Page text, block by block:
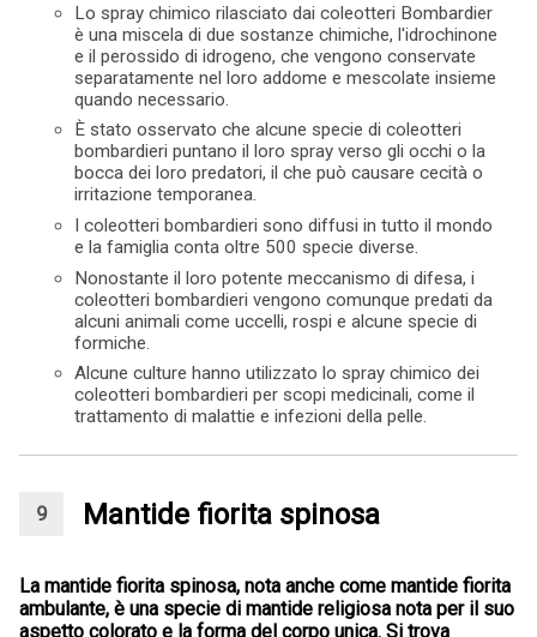
Lo spray chimico rilasciato dai coleotteri Bombardier
è una miscela di due sostanze chimiche, l'idrochinone
e il perossido di idrogeno, che vengono conservate
separatamente nel loro addome e mescolate insieme
quando necessario.
È stato osservato che alcune specie di coleotteri
bombardieri puntano il loro spray verso gli occhi o la
bocca dei loro predatori, il che può causare cecità o
irritazione temporanea.
I coleotteri bombardieri sono diffusi in tutto il mondo
e la famiglia conta oltre 500 specie diverse.
Nonostante il loro potente meccanismo di difesa, i
coleotteri bombardieri vengono comunque predati da
alcuni animali come uccelli, rospi e alcune specie di
formiche.
Alcune culture hanno utilizzato lo spray chimico dei
coleotteri bombardieri per scopi medicinali, come il
trattamento di malattie e infezioni della pelle.
Mantide fiorita spinosa
La mantide fiorita spinosa, nota anche come mantide fiorita
ambulante, è una specie di mantide religiosa nota per il suo
aspetto colorato e la forma del corpo unica. Si trova